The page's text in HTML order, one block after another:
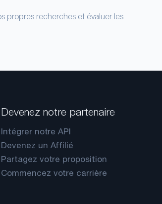
propres recherches et évaluer les
Devenez notre partenaire
Intégrer notre API
Devenez un Affilié
Partagez votre proposition
Commencez votre carrière